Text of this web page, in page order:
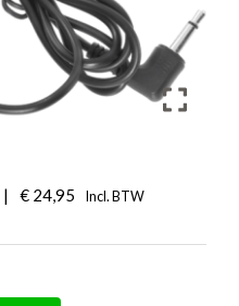
| € 24,95 Incl. BTW